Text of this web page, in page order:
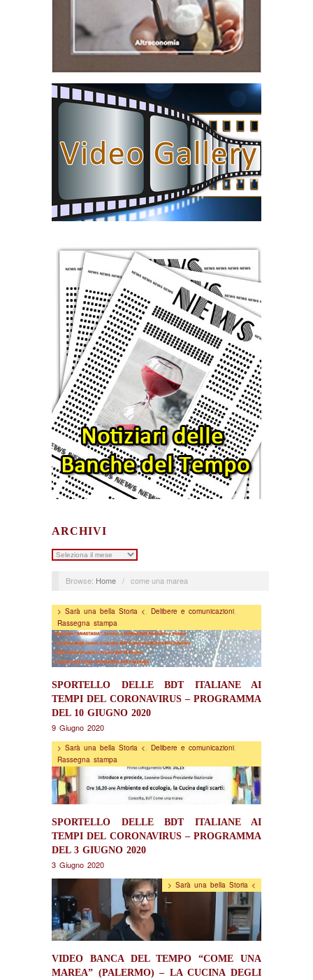
ARCHIVI
Archivi
Browse: Home / come una marea
SPORTELLO DELLE BDT ITALIANE AI
TEMPI DEL CORONAVIRUS – PROGRAMMA
DEL 10 GIUGNO 2020
9 Giugno 2020
> Sarà una bella Storia < Delibere e comunicazioni
Rassegna stampa
SPORTELLO DELLE BDT ITALIANE AI
TEMPI DEL CORONAVIRUS – PROGRAMMA
DEL 3 GIUGNO 2020
3 Giugno 2020
> Sarà una bella Storia <, Delibere e comunicazioni,
Rassegna stampa
VIDEO BANCA DEL TEMPO “COME UNA
MAREA” (PALERMO) – LA CUCINA DEGLI
> Sarà una bella Storia <